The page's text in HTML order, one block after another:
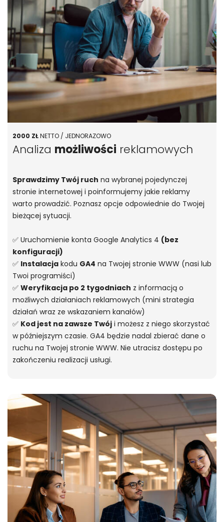
2000 ZŁNETTO / JEDNORAZOWO
Analiza możliwości reklamowych
Sprawdzimy Twój ruch na wybranej pojedynczej
stronie internetowej i poinformujemy jakie reklamy
warto prowadzić. Poznasz opcje odpowiednie do Twojej
bieżącej sytuacji.
✅ Uruchomienie konta Google Analytics 4 (bez
konfiguracji)
✅ Instalacja kodu GA4 na Twojej stronie WWW (nasi lub
Twoi programiści)
✅ Weryfikacja po 2 tygodniach z informacją o
możliwych działaniach reklamowych (mini strategia
działań wraz ze wskazaniem kanałów)
✅ Kod jest na zawsze Twój i możesz z niego skorzystać
w późniejszym czasie. GA4 będzie nadal zbierać dane o
ruchu na Twojej stronie WWW. Nie utracisz dostępu po
zakończeniu realizacji usługi.